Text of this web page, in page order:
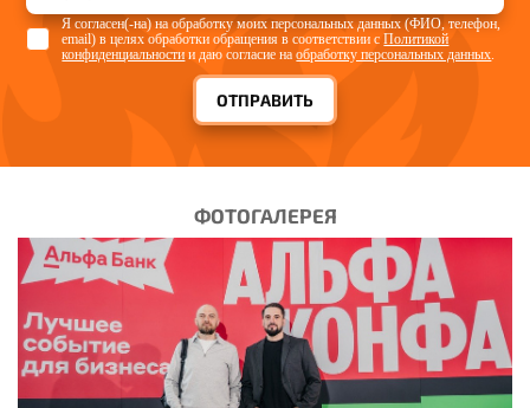
ОТПРАВИТЬ
Я согласен(-на) на обработку моих персональных данных (ФИО, телефон,
email) в целях обработки обращения в соответствии сПолитикой
конфиденциальности и даю согласие наобработку персональных данных
ФОТОГАЛЕРЕЯ